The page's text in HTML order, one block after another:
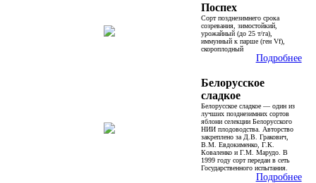
Поспех
Сорт позднезимнего срока
созревания, зимостойкий,
урожайный (до 25 т/га),
иммунный к парше (ген Vf),
скороплодный
Подробнее
Белорусское
сладкое
Белорусское сладкое — один из
лучших позднезимних сортов
яблони селекции Белорусского
НИИ плодоводства. Авторство
закреплено за Д.В. Гракович,
В.М. Евдокименко, Г.К.
Коваленко и Г.М. Марудо. В
1999 году сорт передан в сеть
Государственного испытания.
Подробнее